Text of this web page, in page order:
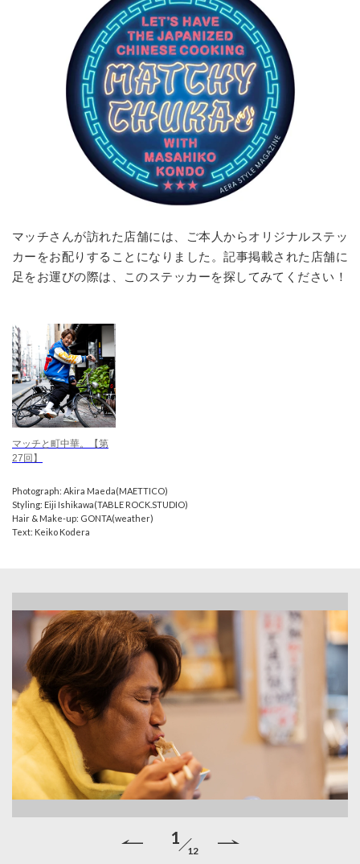
マッチさんが訪れた店舗には、ご本人からオリジナルステッ
カーをお配りすることになりました。記事掲載された店舗に
足をお運びの際は、このステッカーを探してみてください！
マッチと町中華。【第
27回】
Photograph: Akira Maeda(MAETTICO)
Styling: Eiji Ishikawa(TABLE ROCK.STUDIO)
Hair & Make-up: GONTA(weather)
Text: Keiko Kodera
1
12